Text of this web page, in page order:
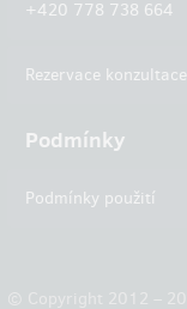
+420 778 738 664
Rezervace konzultace
Podmínky
Podmínky použití